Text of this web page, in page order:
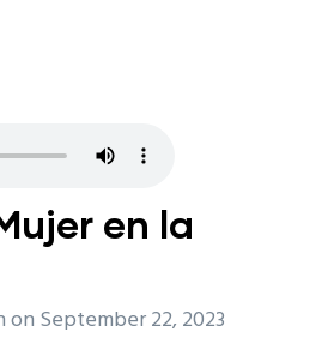
en la
on September 22, 2023